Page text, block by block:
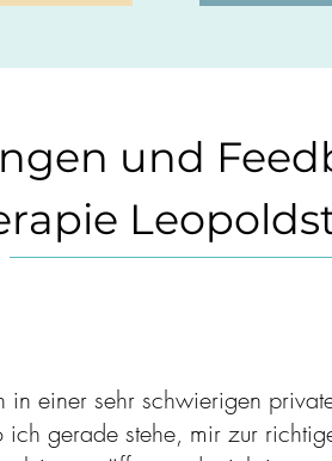
und
einer sehr schwierigen
ich gerade stehe, mir zur